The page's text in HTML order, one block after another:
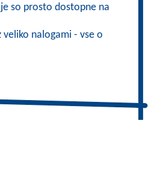
so prosto dostopne na
veliko nalogami - vse o